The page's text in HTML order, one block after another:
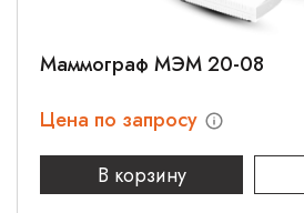
Маммограф МЭМ 20-08
Цена по запросу
В корзину